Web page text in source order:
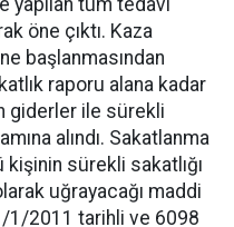
yapılan tüm tedavi
öne çıktı. Kaza
başlanmasından
raporu alana kadar
giderler ile sürekli
alındı. Sakatlanma
sürekli sakatlığı
uğrayacağı maddi
1/2011 tarihli ve 6098